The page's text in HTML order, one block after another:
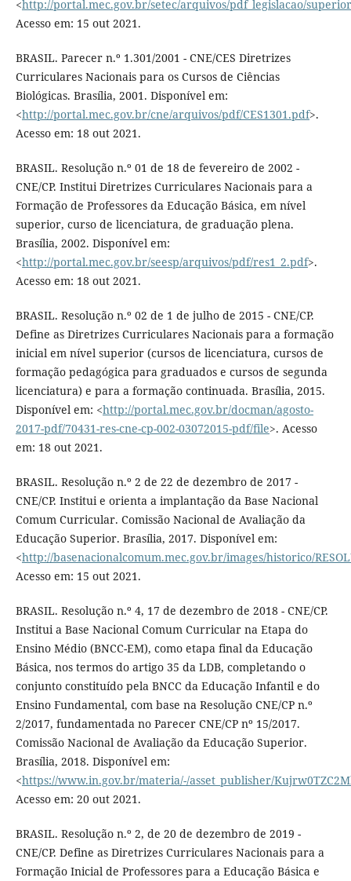
<http://portal.mec.gov.br/setec/arquivos/pdf_legislacao/
Acesso em: 15 out 2021.
BRASIL. Parecer n.º 1.301/2001 - CNE/CES Diretrizes
Curriculares Nacionais para os Cursos de Ciências
Biológicas. Brasília, 2001. Disponível em:
<http://portal.mec.gov.br/cne/arquivos/pdf/CES1301.pdf>.
Acesso em: 18 out 2021.
BRASIL. Resolução n.º 01 de 18 de fevereiro de 2002 -
CNE/CP. Institui Diretrizes Curriculares Nacionais para a
Formação de Professores da Educação Básica, em nível
superior, curso de licenciatura, de graduação plena.
Brasília, 2002. Disponível em:
<http://portal.mec.gov.br/seesp/arquivos/pdf/res1_2.pdf>.
Acesso em: 18 out 2021.
BRASIL. Resolução n.º 02 de 1 de julho de 2015 - CNE/CP.
Define as Diretrizes Curriculares Nacionais para a formação
inicial em nível superior (cursos de licenciatura, cursos de
formação pedagógica para graduados e cursos de segunda
licenciatura) e para a formação continuada. Brasília, 2015.
Disponível em: <http://portal.mec.gov.br/docman/agosto-
2017-pdf/70431-res-cne-cp-002-03072015-pdf/file>. Acesso
em: 18 out 2021.
BRASIL. Resolução n.º 2 de 22 de dezembro de 2017 -
CNE/CP. Institui e orienta a implantação da Base Nacional
Comum Curricular. Comissão Nacional de Avaliação da
Educação Superior. Brasília, 2017. Disponível em:
<http://basenacionalcomum.mec.gov.br/images/historico/
Acesso em: 15 out 2021.
BRASIL. Resolução n.º 4, 17 de dezembro de 2018 - CNE/CP.
Institui a Base Nacional Comum Curricular na Etapa do
Ensino Médio (BNCC-EM), como etapa final da Educação
Básica, nos termos do artigo 35 da LDB, completando o
conjunto constituído pela BNCC da Educação Infantil e do
Ensino Fundamental, com base na Resolução CNE/CP n.º
2/2017, fundamentada no Parecer CNE/CP nº 15/2017.
Comissão Nacional de Avaliação da Educação Superior.
Brasília, 2018. Disponível em:
<https://www.in.gov.br/materia/-/asset_publisher/
Acesso em: 20 out 2021.
BRASIL. Resolução n.º 2, de 20 de dezembro de 2019 -
CNE/CP. Define as Diretrizes Curriculares Nacionais para a
Formação Inicial de Professores para a Educação Básica e